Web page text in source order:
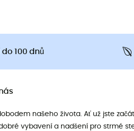
100 dnů
našeho života. Ať už jste
vybavení a nadšení pro strmé